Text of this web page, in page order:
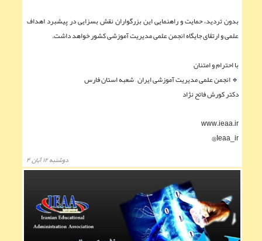
بدون تردید، حمایت و راهنمایی این بزرگواران نقش بسزایی در پیشبرد اهداف
علمی و ارتقای جایگاه انجمن علمی مدیریت آموزشی کشور خواهد داشت.
با احترام و امتنان
🔹 انجمن علمی مدیریت آموزشی ایران – شعبه استان فارس
دکتر کورش فاتح نژاد
www.ieaa.ir
Ieaa_ir@
دوشنبه ۱۲ آبان ۴